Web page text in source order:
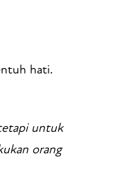
hati.
untuk
orang